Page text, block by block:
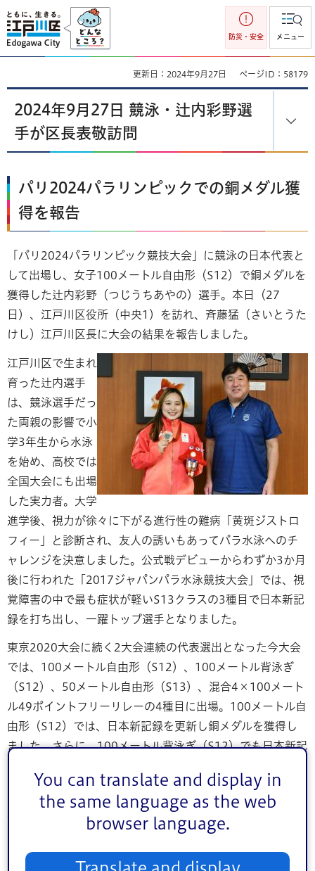
You can translate and display in
the same language as the web
browser language.
Translate and display
江戸川区
防災・安全 メニュー
更新日：2024年9月27日 ページID：58179
2024年9月27日 競泳・辻内彩野選
手が区長表敬訪問
パリ2024パラリンピックでの銅メダル獲
得を報告
「パリ2024パラリンピック競技大会」に競泳の日本代表と
して出場し、女子100メートル自由形（S12）で銅メダルを
獲得した辻内彩野（つじうちあやの）選手。本日（27
日）、江戸川区役所（中央1）を訪れ、斉藤猛（さいとうた
けし）江戸川区長に大会の結果を報告しました。
江戸川区で生まれ
育った辻内選手
は、競泳選手だっ
た両親の影響で小
学3年生から水泳
を始め、高校では
全国大会にも出場
した実力者。大学
進学後、視力が徐々に下がる進行性の難病「黄斑ジストロ
フィー」と診断され、友人の誘いもあってパラ水泳へのチ
ャレンジを決意しました。公式戦デビューからわずか3か月
後に行われた「2017ジャパンパラ水泳競技大会」では、視
覚障害の中で最も症状が軽いS13クラスの3種目で日本新記
録を打ち出し、一躍トップ選手となりました。
東京2020大会に続く2大会連続の代表選出となった今大会
では、100メートル自由形（S12）、100メートル背泳ぎ
（S12）、50メートル自由形（S13）、混合4×100メート
ル49ポイントフリーリレーの4種目に出場。100メートル自
由形（S12）では、日本新記録を更新し銅メダルを獲得し
ました。さらに、100メートル背泳ぎ（S12）でも日本新記
ジア新記録を更新しました。
本日（27日）午後2時45分、区役所を訪れた辻内選手を、
「辻内彩野選手 おめでとうございます」と書かれた横断幕
を掲げた職員らが拍手で歓迎。大会での活躍を称え、斉藤